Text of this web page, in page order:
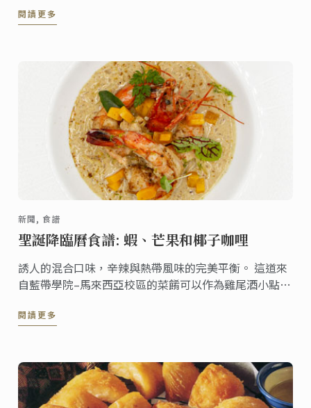
圍。
閱讀更多
新聞, 食譜
聖誕降臨曆食譜: 蝦、芒果和椰子咖哩
誘人的混合口味，辛辣與熱帶風味的完美平衡。 這道來
自藍帶學院–馬來西亞校區的菜餚可以作為雞尾酒小點、
適合休閒聚會和特殊場合的料理。
閱讀更多